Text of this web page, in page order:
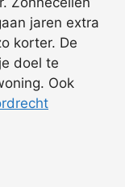
jaren extra
korter. De
doel te
Ook